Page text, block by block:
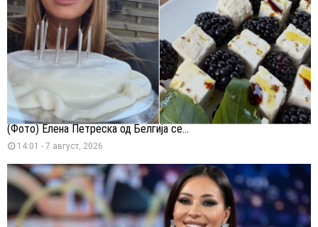
(Фото) Елена Петреска од Белгија се...
14:01 - 7 август, 2026